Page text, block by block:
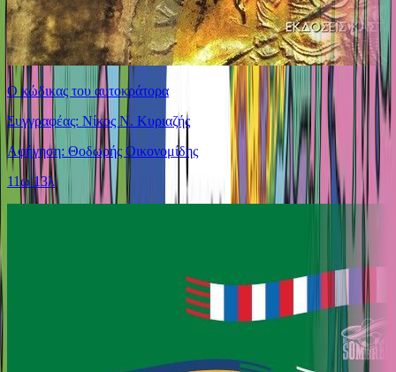
Ο κώδικας του αυτοκράτορα
Συγγραφέας: Νίκος Ν. Κυριαζής
Αφήγηση: Θοδωρής Οικονομίδης
11ω 13λ